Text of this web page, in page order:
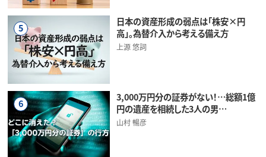
5
日本の資産形成の弱点は「株安×円
高」。為替介入から考える備え方
上源 悠詞
6
3,000万円分の証券がない！…総額1億
円の遺産を相続した3人の男…
山村 暢彦